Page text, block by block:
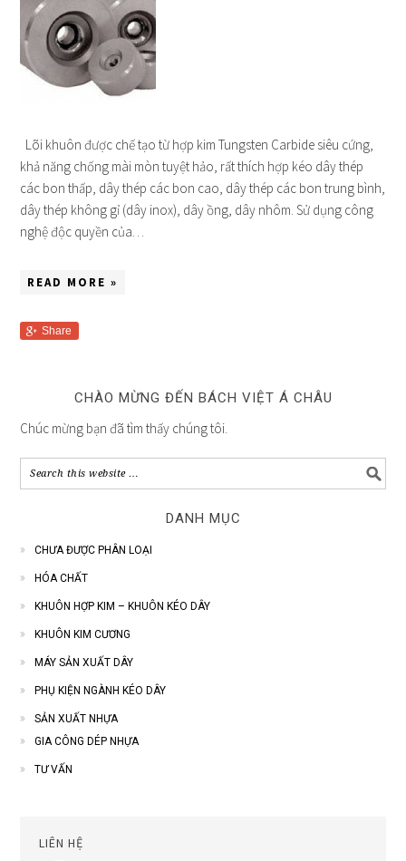
Lõi khuôn được chế tạo từ hợp kim Tungsten Carbide siêu cứng,
khả năng chống mài mòn tuyệt hảo, rất thích hợp kéo dây thép
các bon thấp, dây thép các bon cao, dây thép các bon trung bình,
dây thép không gỉ (dây inox), dây ồng, dây nhôm. Sử dụng công
nghệ độc quyền của…
READ MORE »
Share
CHÀO MỪNG ĐẾN BÁCH VIỆT Á CHÂU
Chúc mừng bạn đã tìm thấy chúng tôi.
DANH MỤC
CHƯA ĐƯỢC PHÂN LOẠI
HÓA CHẤT
KHUÔN HỢP KIM – KHUÔN KÉO DÂY
KHUÔN KIM CƯƠNG
MÁY SẢN XUẤT DÂY
PHỤ KIỆN NGÀNH KÉO DÂY
SẢN XUẤT NHỰA
GIA CÔNG DÉP NHỰA
TƯ VẤN
LIÊN HỆ